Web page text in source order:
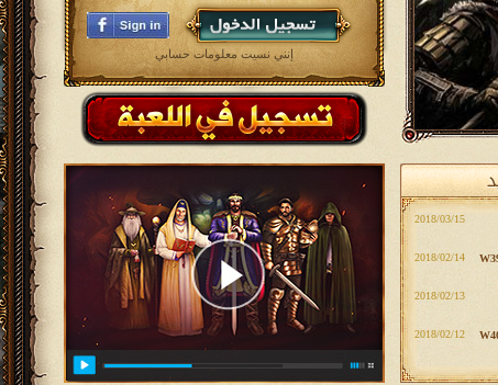
إنني نسيت معلومات حسابي
‎2018/03/15
‎2018/02/14
‎2018/02/13
‎2018/02/12